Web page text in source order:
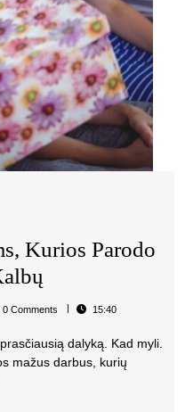
Kurios Parodo
Idėjos
Kurios
0 Comments 15:40
mažus darbus, kurių